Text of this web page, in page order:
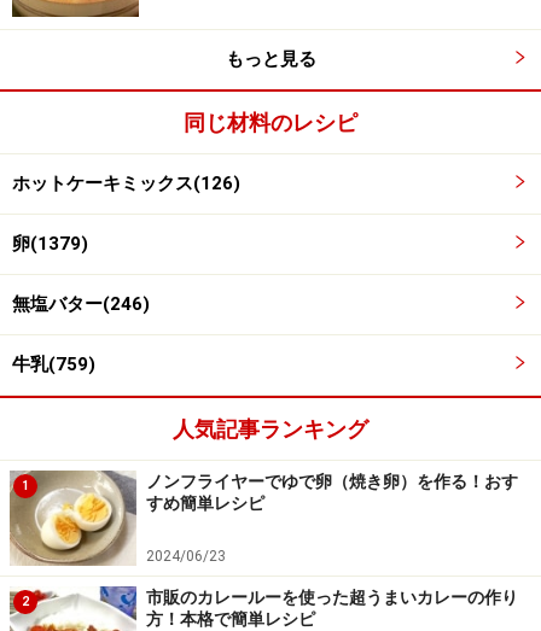
4
打ち粉を敷いた台の上で、生地を転がして伸ばして
輪にする
台に打ち粉を敷いて、生地を転がして細長く伸ばし、輪
っかにする。
もっと見る
同じ材料のレシピ
ホットケーキミックス(126)
卵(1379)
無塩バター(246)
牛乳(759)
人気記事ランキング
1
ノンフライヤーでゆで卵（焼き卵）を作る！おす
すめ簡単レシピ
2024/06/23
2
市販のカレールーを使った超うまいカレーの作り
方！本格で簡単レシピ